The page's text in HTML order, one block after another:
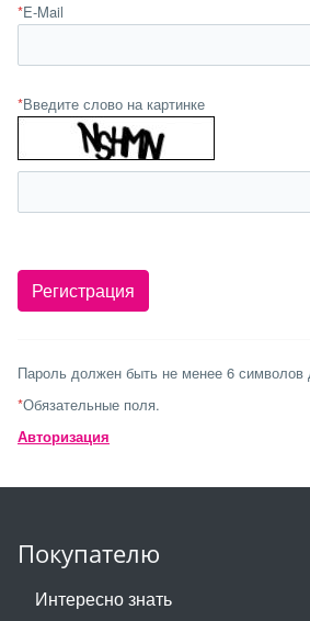
*E-Mail
*Введите слово на картинке
Пароль должен быть не менее 6 символов
*Обязательные поля.
Авторизация
Покупателю
Интересно знать